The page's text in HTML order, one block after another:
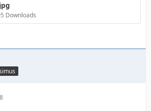
Downloads